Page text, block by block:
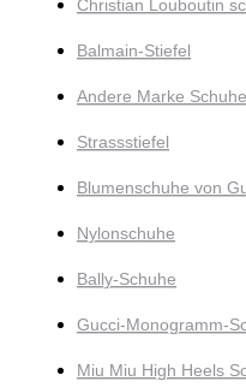
Christian Louboutin
Balmain-Stiefel
Andere Marke
Strassstiefel
Blumenschuhe von
Nylonschuhe
Bally-Schuhe
Gucci-Monogramm-
Miu Miu High Heels